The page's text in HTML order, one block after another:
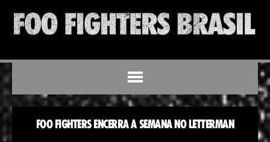
FOO FIGHTERS ENCERRA A SEMANA NO LETTERMAN